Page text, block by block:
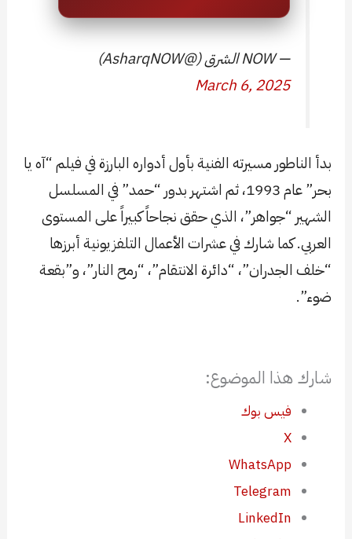
— NOW الشرق (@AsharqNOW)
March 6, 2025
بدأ الناطور مسيرته الفنية بأول أدواره البارزة في فيلم “آه يا
بحر” عام 1993، ثم اشتهر بدور “حمد” في المسلسل
الشهير “جواهر”، الذي حقق نجاحاً كبيراً على المستوى
العربي. كما شارك في عشرات الأعمال التلفزيونية أبرزها
“خلف الجدران”، “دائرة الانتقام”، “رمح النار”، و”بقعة
ضوء”.
شارك هذا الموضوع:
فيس بوك
X
WhatsApp
Telegram
LinkedIn